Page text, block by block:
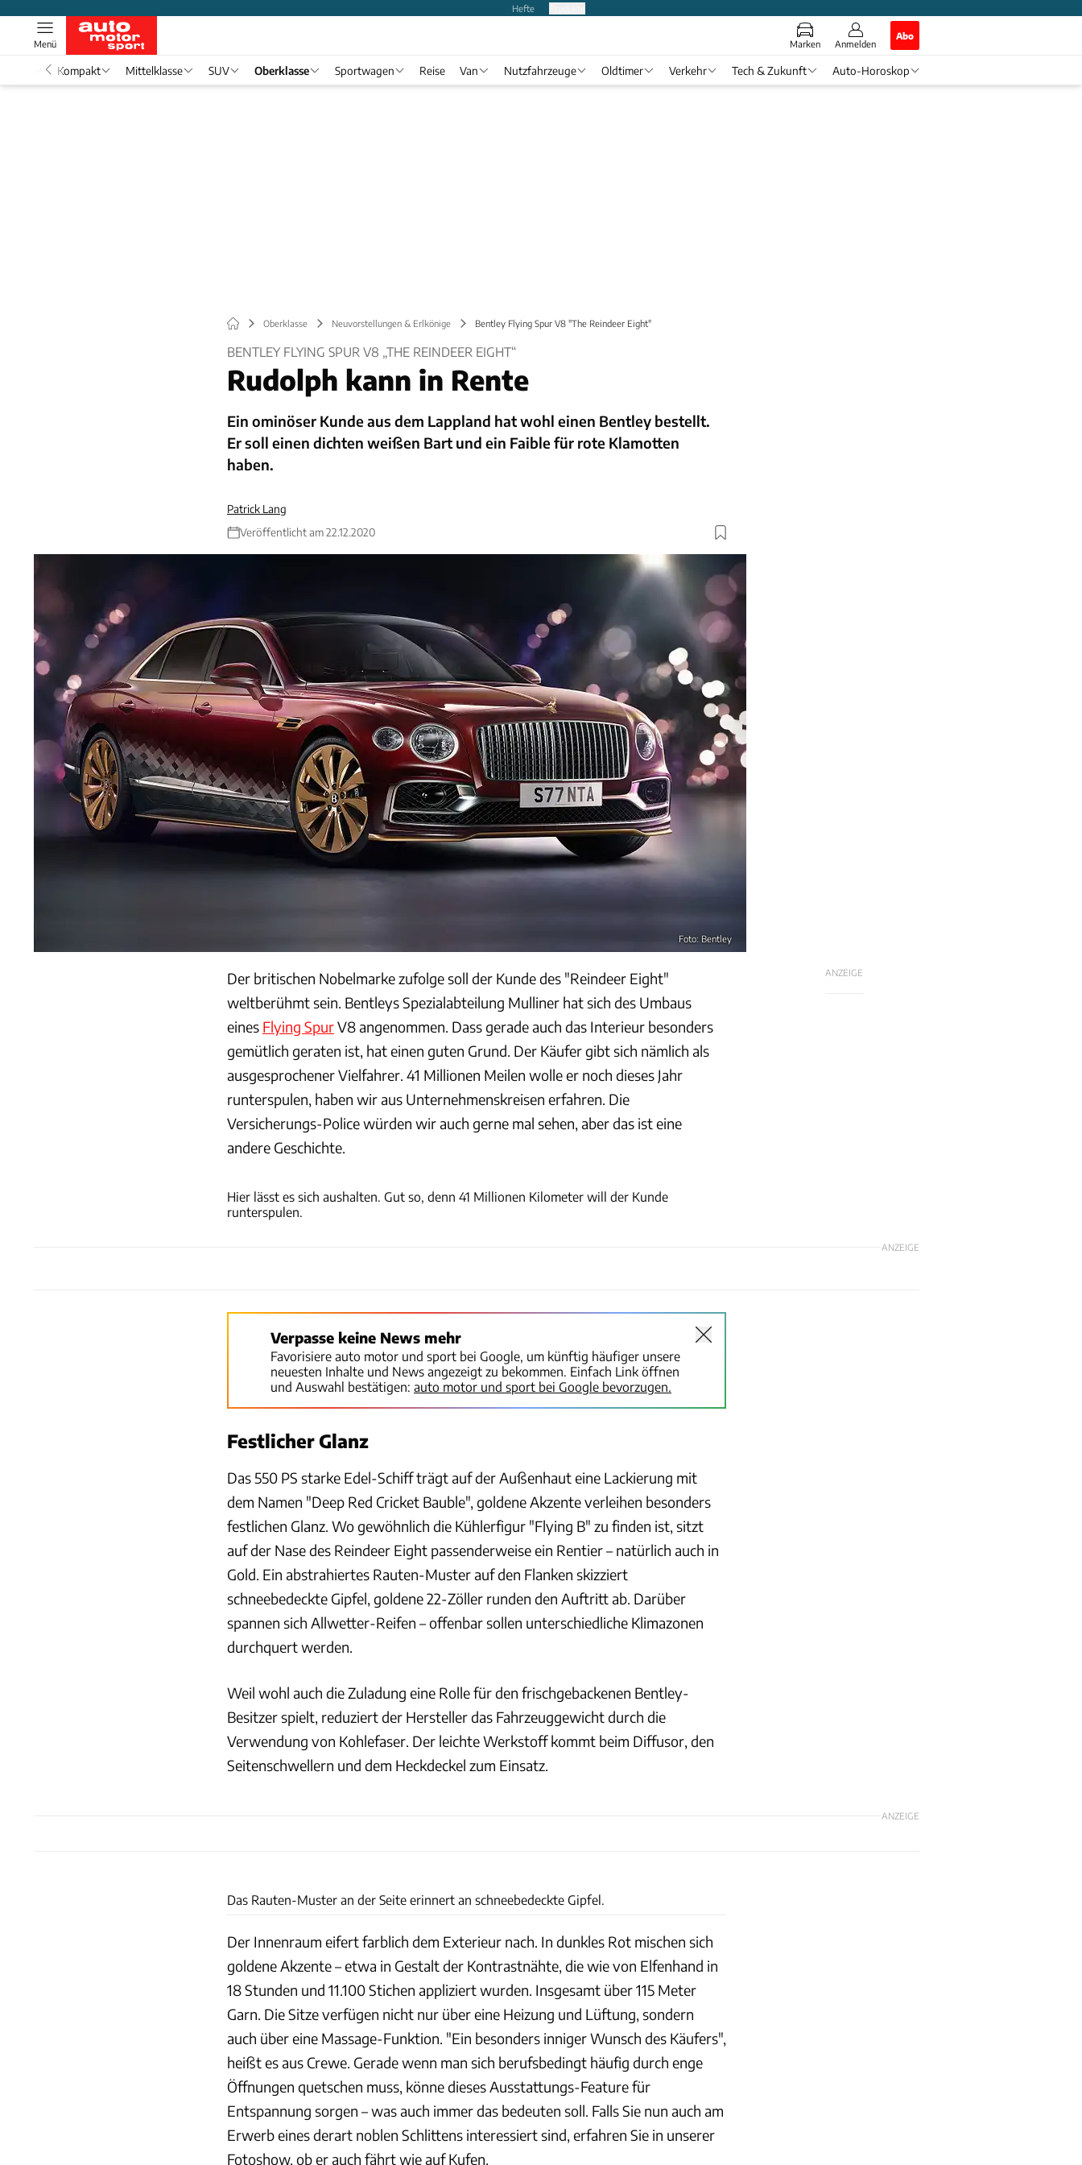
Hefte
Marken Anmelden
Abo
Menü
Kompakt Mittelklasse SUV Oberklasse Sportwagen Reise Van Nutzfahrzeuge Oldtimer Verkehr Tech & Zukunft Auto-Horoskop
Oberklasse Neuvorstellungen & Erlkönige Bentley Flying Spur V8 "The Reindeer Eight"
BENTLEY FLYING SPUR V8 „THE REINDEER EIGHT“
Rudolph kann in Rente
Ein ominöser Kunde aus dem Lappland hat wohl einen Bentley bestellt.
Er soll einen dichten weißen Bart und ein Faible für rote Klamotten
haben.
Patrick Lang
Veröffentlicht am 22.12.2020
Foto: Bentley
ANZEIGE
Der britischen Nobelmarke zufolge soll der Kunde des "Reindeer Eight"
weltberühmt sein. Bentleys Spezialabteilung Mulliner hat sich des Umbaus
eines Flying SpurV8 angenommen. Dass gerade auch das Interieur besonders
gemütlich geraten ist, hat einen guten Grund. Der Käufer gibt sich nämlich als
ausgesprochener Vielfahrer. 41 Millionen Meilen wolle er noch dieses Jahr
runterspulen, haben wir aus Unternehmenskreisen erfahren. Die
Versicherungs-Police würden wir auch gerne mal sehen, aber das ist eine
andere Geschichte.
Hier lässt es sich aushalten. Gut so, denn 41 Millionen Kilometer will der Kunde
runterspulen.
ANZEIGE
Verpasse keine News mehr
Favorisiere auto motor und sport bei Google, um künftig häufiger unsere
neuesten Inhalte und News angezeigt zu bekommen. Einfach Link öffnen
und Auswahl bestätigen: auto motor und sport bei Google bevorzugen.
Festlicher Glanz
Das 550 PS starke Edel-Schiff trägt auf der Außenhaut eine Lackierung mit
dem Namen "Deep Red Cricket Bauble", goldene Akzente verleihen besonders
festlichen Glanz. Wo gewöhnlich die Kühlerfigur "Flying B" zu finden ist, sitzt
auf der Nase des Reindeer Eight passenderweise ein Rentier – natürlich auch in
Gold. Ein abstrahiertes Rauten-Muster auf den Flanken skizziert
schneebedeckte Gipfel, goldene 22-Zöller runden den Auftritt ab. Darüber
spannen sich Allwetter-Reifen – offenbar sollen unterschiedliche Klimazonen
durchquert werden.
Weil wohl auch die Zuladung eine Rolle für den frischgebackenen Bentley-
Besitzer spielt, reduziert der Hersteller das Fahrzeuggewicht durch die
Verwendung von Kohlefaser. Der leichte Werkstoff kommt beim Diffusor, den
Seitenschwellern und dem Heckdeckel zum Einsatz.
ANZEIGE
Das Rauten-Muster an der Seite erinnert an schneebedeckte Gipfel.
Der Innenraum eifert farblich dem Exterieur nach. In dunkles Rot mischen sich
goldene Akzente – etwa in Gestalt der Kontrastnähte, die wie von Elfenhand in
18 Stunden und 11.100 Stichen appliziert wurden. Insgesamt über 115 Meter
Garn. Die Sitze verfügen nicht nur über eine Heizung und Lüftung, sondern
auch über eine Massage-Funktion. "Ein besonders inniger Wunsch des Käufers",
heißt es aus Crewe. Gerade wenn man sich berufsbedingt häufig durch enge
Öffnungen quetschen muss, könne dieses Ausstattungs-Feature für
Entspannung sorgen – was auch immer das bedeuten soll. Falls Sie nun auch am
Erwerb eines derart noblen Schlittens interessiert sind, erfahren Sie in unserer
Fotoshow, ob er auch fährt wie auf Kufen.